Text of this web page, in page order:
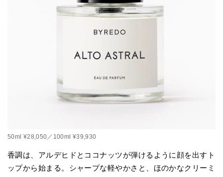
50ml ¥28,050／100ml ¥39,930
香調は、アルデヒドとココナッツが弾けるように顔を出すト
ップから始まる。シャープな軽やかさと、ほのかなクリーミ